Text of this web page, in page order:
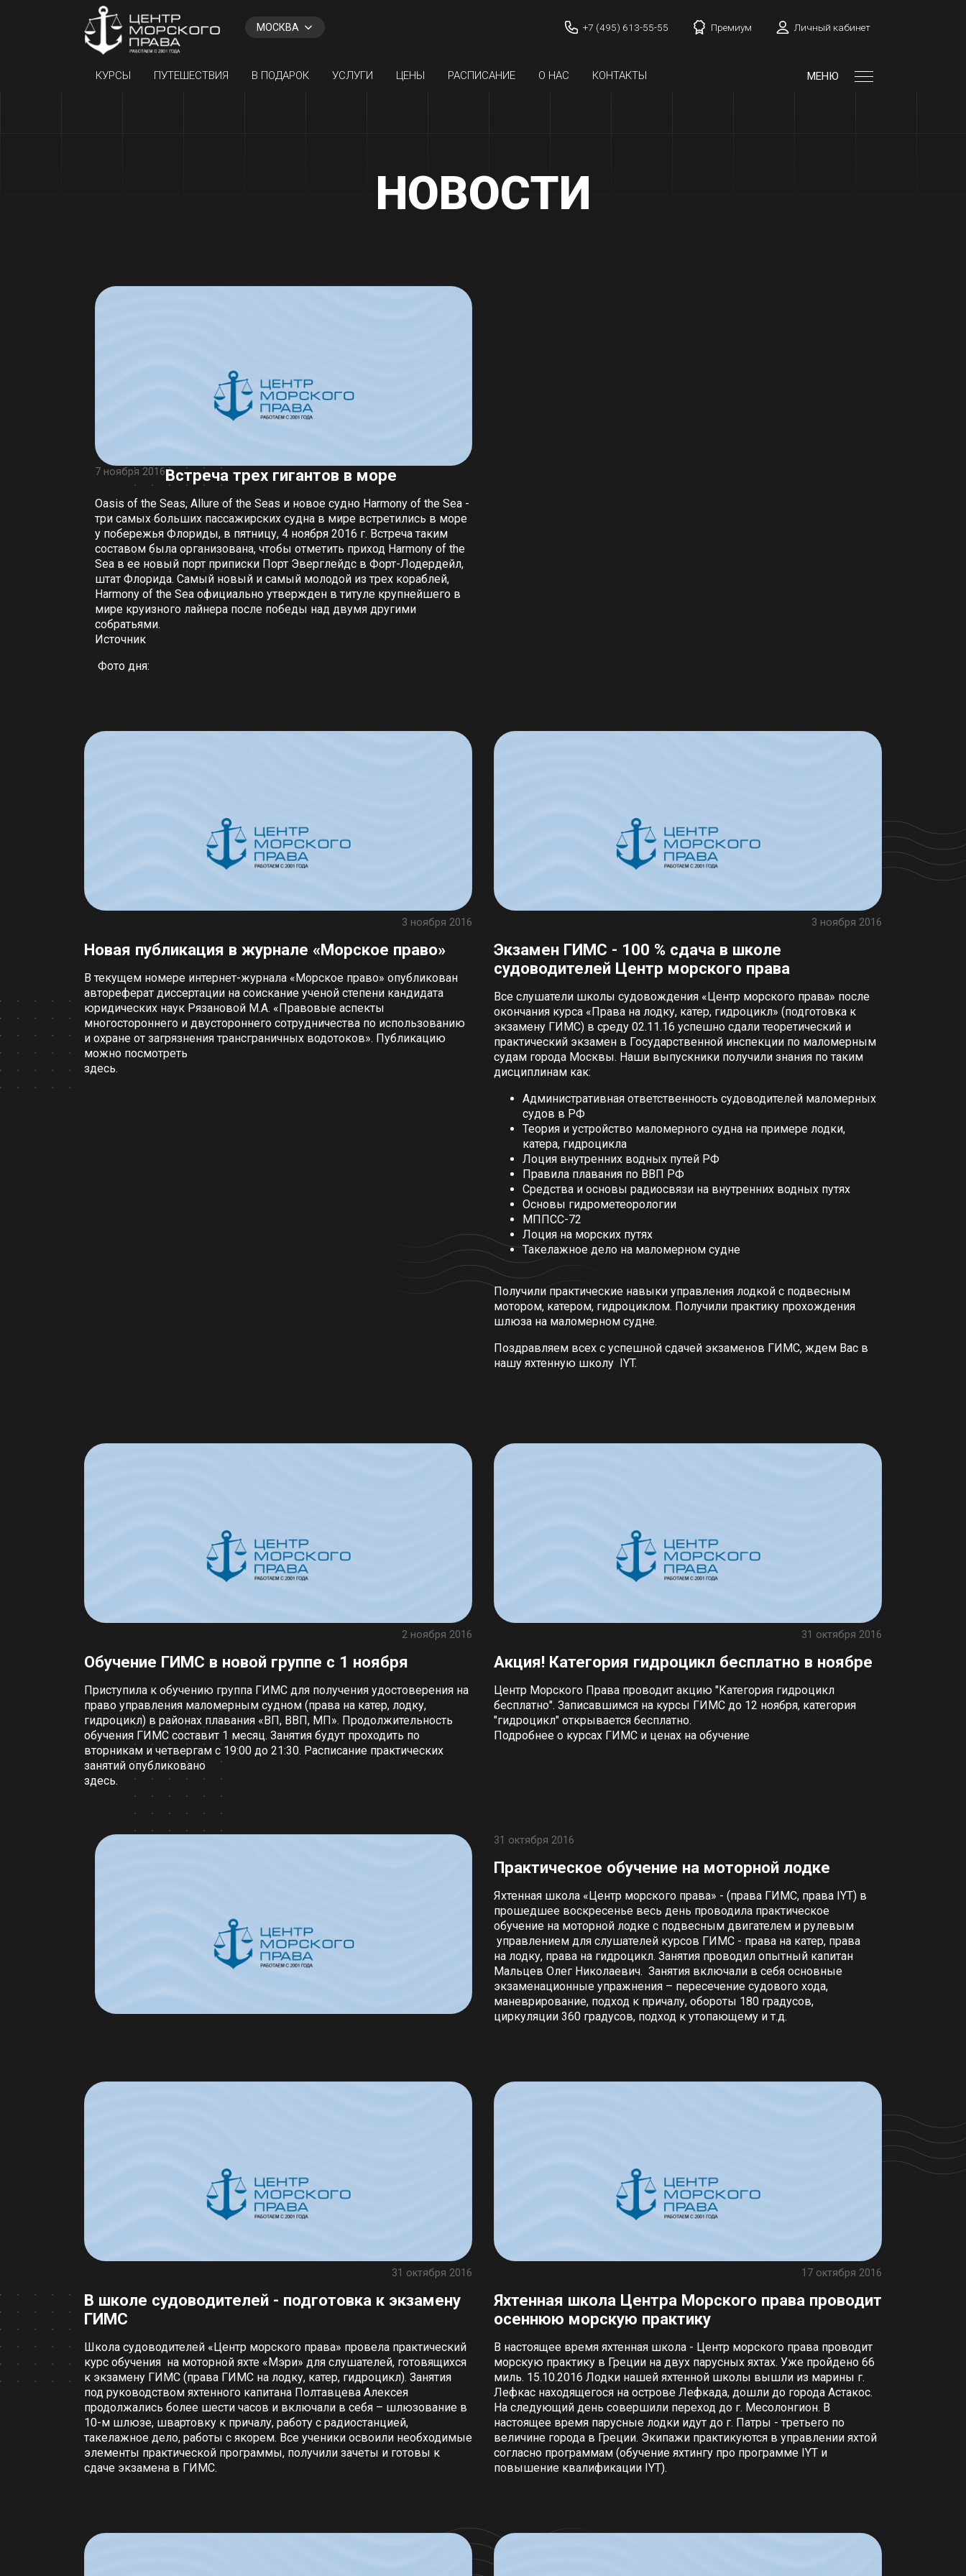
МОСКВА +7 (495) 613-55-55 Премиум Личный кабинет
КУРСЫ ПУТЕШЕСТВИЯ В ПОДАРОК УСЛУГИ ЦЕНЫ РАСПИСАНИЕ О НАС КОНТАКТЫ МЕНЮ
НОВОСТИ
7 ноября 2016Встреча трех гигантов в море
Oasis of the Seas, Allure of the Seas и новое судно Harmony of the Sea -
три самых больших пассажирских судна в мире встретились в море
у побережья Флориды, в пятницу, 4 ноября 2016 г. Встреча таким
составом была организована, чтобы отметить приход Harmony of the
Sea в ее новый порт приписки Порт Эверглейдс в Форт-Лодердейл,
штат Флорида. Самый новый и самый молодой из трех кораблей,
Harmony of the Sea официально утвержден в титуле крупнейшего в
мире круизного лайнера после победы над двумя другими
собратьями.
Источник
Фото дня:
3 ноября 2016
Новая публикация в журнале «Морское право»
В текущем номере интернет-журнала «Морское право» опубликован
автореферат диссертации на соискание ученой степени кандидата
юридических наук Рязановой М.А. «Правовые аспекты
многостороннего и двустороннего сотрудничества по использованию
и охране от загрязнения трансграничных водотоков». Публикацию
можно посмотреть
здесь.
3 ноября 2016
Экзамен ГИМС - 100 % сдача в школе
судоводителей Центр морского права
Все слушатели школы судовождения «Центр морского права» после
окончания курса «Права на лодку, катер, гидроцикл» (подготовка к
экзамену ГИМС) в среду 02.11.16 успешно сдали теоретический и
практический экзамен в Государственной инспекции по маломерным
судам города Москвы. Наши выпускники получили знания по таким
дисциплинам как:
Административная ответственность судоводителей маломерных
судов в РФ
Теория и устройство маломерного судна на примере лодки,
катера, гидроцикла
Лоция внутренних водных путей РФ
Правила плавания по ВВП РФ
Средства и основы радиосвязи на внутренних водных путях
Основы гидрометеорологии
МППСС-72
Лоция на морских путях
Такелажное дело на маломерном судне
Получили практические навыки управления лодкой с подвесным
мотором, катером, гидроциклом. Получили практику прохождения
шлюза на маломерном судне.
Поздравляем всех с успешной сдачей экзаменов ГИМС, ждем Вас в
нашу яхтенную школу IYT.
2 ноября 2016
Обучение ГИМС в новой группе с 1 ноября
Приступила к обучению группа ГИМС для получения удостоверения на
право управления маломерным судном (права на катер, лодку,
гидроцикл) в районах плавания «ВП, ВВП, МП». Продолжительность
обучения ГИМС составит 1 месяц. Занятия будут проходить по
вторникам и четвергам с 19:00 до 21:30. Расписание практических
занятий опубликовано
здесь.
31 октября 2016
Акция! Категория гидроцикл бесплатно в ноябре
Центр Морского Права проводит акцию "Категория гидроцикл
бесплатно". Записавшимся на курсы ГИМС до 12 ноября, категория
"гидроцикл" открывается бесплатно.
Подробнее о курсах ГИМС и ценах на обучение
31 октября 2016
Практическое обучение на моторной лодке
Яхтенная школа «Центр морского права» - (права ГИМС, права IYT) в
прошедшее воскресенье весь день проводила практическое
обучение на моторной лодке с подвесным двигателем и рулевым
управлением для слушателей курсов ГИМС - права на катер, права
на лодку, права на гидроцикл. Занятия проводил опытный капитан
Мальцев Олег Николаевич. Занятия включали в себя основные
экзаменационные упражнения – пересечение судового хода,
маневрирование, подход к причалу, обороты 180 градусов,
циркуляции 360 градусов, подход к утопающему и т.д.
31 октября 2016
В школе судоводителей - подготовка к экзамену
ГИМС
Школа судоводителей «Центр морского права» провела практический
курс обучения на моторной яхте «Мэри» для слушателей, готовящихся
к экзамену ГИМС (права ГИМС на лодку, катер, гидроцикл). Занятия
под руководством яхтенного капитана Полтавцева Алексея
продолжались более шести часов и включали в себя – шлюзование в
10-м шлюзе, швартовку к причалу, работу с радиостанцией,
такелажное дело, работы с якорем. Все ученики освоили необходимые
элементы практической программы, получили зачеты и готовы к
сдаче экзамена в ГИМС.
17 октября 2016
Яхтенная школа Центра Морского права проводит
осеннюю морскую практику
В настоящее время яхтенная школа - Центр морского права проводит
морскую практику в Греции на двух парусных яхтах. Уже пройдено 66
миль. 15.10.2016 Лодки нашей яхтенной школы вышли из марины г.
Лефкас находящегося на острове Лефкада, дошли до города Астакос.
На следующий день совершили переход до г. Месолонгион. В
настоящее время парусные лодки идут до г. Патры - третьего по
величине города в Греции. Экипажи практикуются в управлении яхтой
согласно программам (обучение яхтингу про программе IYT и
повышение квалификации IYT).